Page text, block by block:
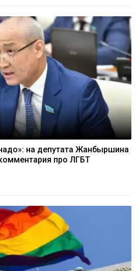
на депутата Жанбыршина
про ЛГБТ